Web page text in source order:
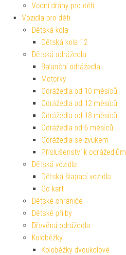
Vodní dráhy pro děti
Vozidla pro děti
Dětská kola
Dětská kola 12
Dětská odrážedla
Balanční odrážedla
Motorky
Odrážedla od 10 měsíců
Odrážedla od 12 měsíců
Odrážedla od 18 měsíců
Odrážedla od 6 měsíců
Odrážedla se zvukem
Příslušenství k odrážedlům
Dětská vozidla
Dětská šlapací vozidla
Go kart
Dětské chrániče
Dětské přilby
Dřevěná odrážedla
Koloběžky
Koloběžky dvoukolové